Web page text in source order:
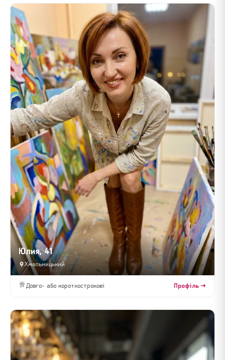
Юлия, 41
Хмельницький
🥂 Довго- або короткострокові Профіль →